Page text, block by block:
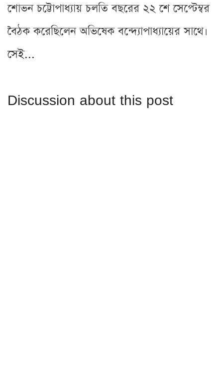
শোভন চট্টোপাধ্যায় চলতি বছরের ২২ শে সেপ্টেম্বর
বৈঠক করেছিলেন অভিষেক বন্দ্যোপাধ্যায়ের সাথে।
সেই...
Discussion about this post